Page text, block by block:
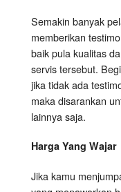
Semakin banyak
memberikan
baik pula kualitas
servis tersebut.
jika tidak ada
maka disarankan
lainnya saja.
Harga Yang Wajar
Jika kamu